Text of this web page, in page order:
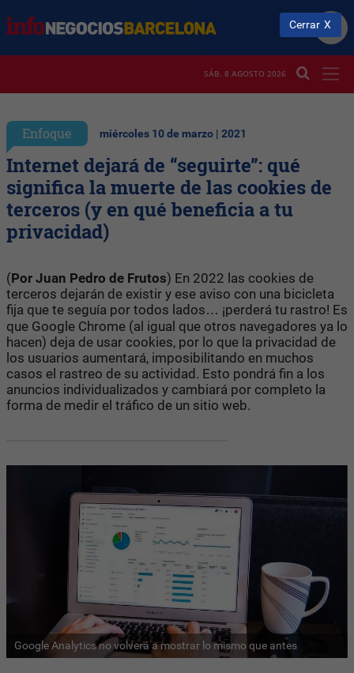
SÁB. 8 AGOSTO 2026
Enfoque miércoles 10 de marzo | 2021
Internet dejará de “seguirte”: qué
significa la muerte de las cookies de
terceros (y en qué beneficia a tu
privacidad)
(Por Juan Pedro de Frutos) En 2022 las cookies de
terceros dejarán de existir y ese aviso con una bicicleta
fija que te seguía por todos lados… ¡perderá tu rastro! Es
que Google Chrome (al igual que otros navegadores ya lo
hacen) deja de usar cookies, por lo que la privacidad de
los usuarios aumentará, imposibilitando en muchos
casos el rastreo de su actividad. Esto pondrá fin a los
anuncios individualizados y cambiará por completo la
forma de medir el tráfico de un sitio web.
Google Analytics no volverá a mostrar lo mismo que antes
Cerrar